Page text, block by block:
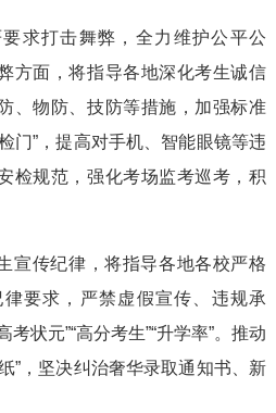
求打击舞弊，全力维护公平公
方面，将指导各地深化考生诚信
、物防、技防等措施，加强标准
门”，提高对手机、智能眼镜等违
检规范，强化考场监考巡考，积
宣传纪律，将指导各地各校严格
要求，严禁虚假宣传、违规承
状元”“高分考生”“升学率”。推动
”，坚决纠治奢华录取通知书、新